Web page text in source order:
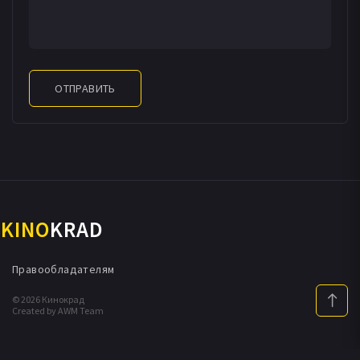
ОТПРАВИТЬ
KINOKRAD
© 2026 Кинокрад
Created by AWM Team
Правообладателям